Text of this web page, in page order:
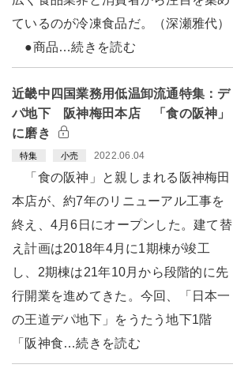
ているのが冷凍食品だ。（深瀬雅代）
●商品…続きを読む
近畿中四国業務用低温卸流通特集：デ
パ地下 阪神梅田本店 「食の阪神」
に磨き
特集 小売 2022.06.04
「食の阪神」と親しまれる阪神梅田
本店が、約7年のリニューアル工事を
終え、4月6日にオープンした。建て替
え計画は2018年4月に1期棟が竣工
し、2期棟は21年10月から段階的に先
行開業を進めてきた。今回、「日本一
の王道デパ地下」をうたう地下1階
「阪神食…続きを読む